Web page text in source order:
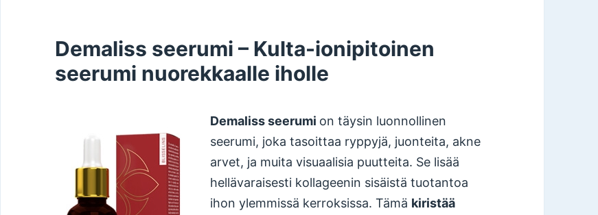
Demaliss seerumi – Kulta-ionipitoinen
seerumi nuorekkaalle iholle
Demaliss seerumi on täysin luonnollinen
seerumi, joka tasoittaa ryppyjä, juonteita, akne
arvet, ja muita visuaalisia puutteita. Se lisää
hellävaraisesti kollageenin sisäistä tuotantoa
ihon ylemmissä kerroksissa. Tämä kiristää